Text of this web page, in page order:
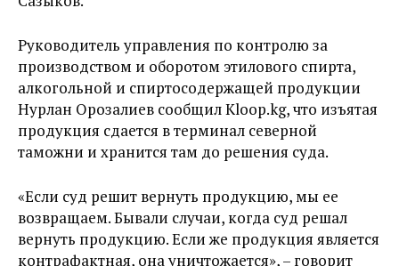
Руководитель управления по контролю за
производством и оборотом этилового спирта,
алкогольной и спиртосодержащей продукции
Нурлан Орозалиев сообщил Kloop.kg, что изъятая
продукция сдается в терминал северной
таможни и хранится там до решения суда.
«Если суд решит вернуть продукцию, мы ее
возвращаем. Бывали случаи, когда суд решал
вернуть продукцию. Если же продукция является
контрафактная, она уничтожается», – говорит